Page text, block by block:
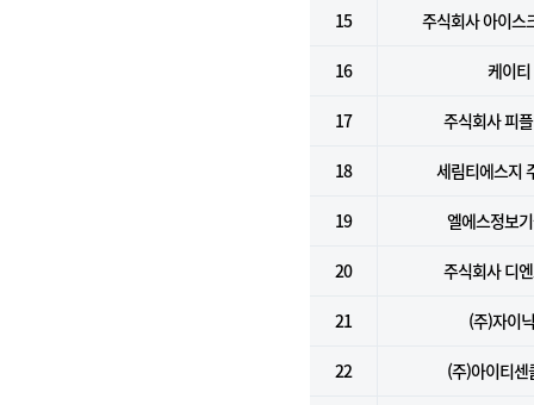
15 주식회사 아이스
16 케이티
17 주식회사 피
18 세림티에스지
19 엘에스정보
20 주식회사 디
21 (주)자이
22 (주)아이티센